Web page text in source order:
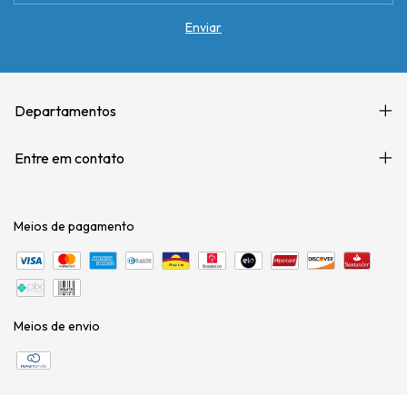
Departamentos
Entre em contato
Meios de pagamento
Meios de envio